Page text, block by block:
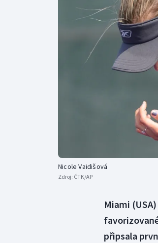
Nicole Vaidišová
Zdroj: ČTK/AP
Miami
připsala